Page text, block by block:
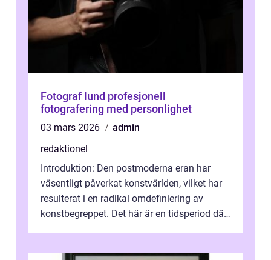
Fotograf lund profesjonell
fotografering med personlighet
03 mars 2026
admin
redaktionel
Introduktion: Den postmoderna eran har
väsentligt påverkat konstvärlden, vilket har
resulterat i en radikal omdefiniering av
konstbegreppet. Det här är en tidsperiod där